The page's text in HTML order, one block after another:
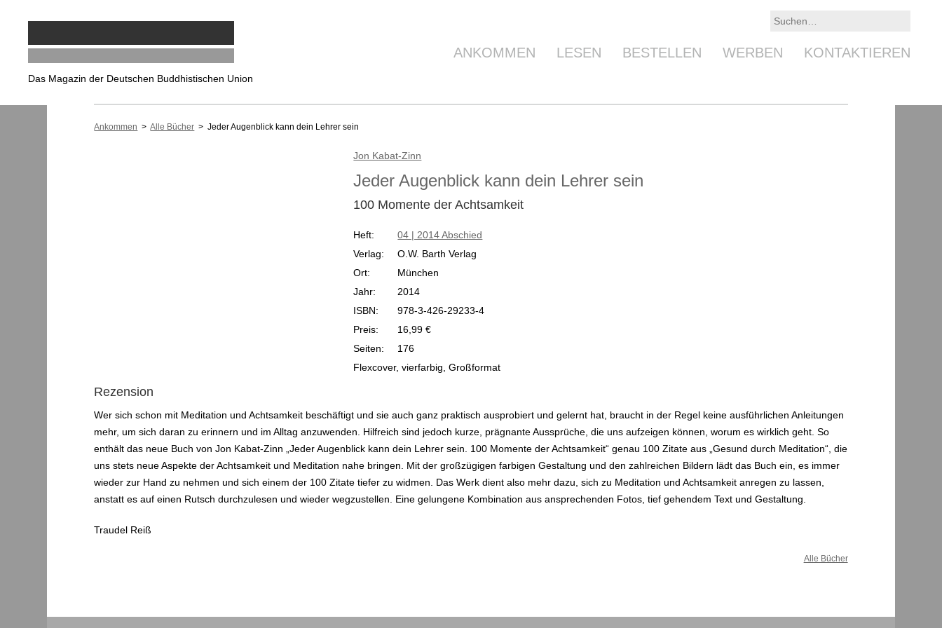
Das Magazin der Deutschen Buddhistischen Union
ANKOMMEN LESEN BESTELLEN WERBEN KONTAKTIEREN
Ankommen >Alle Bücher > Jeder Augenblick kann dein Lehrer sein
Jon Kabat-Zinn
Jeder Augenblick kann dein Lehrer sein
100 Momente der Achtsamkeit
Heft:
04 | 2014 Abschied
Verlag:
O.W. Barth Verlag
Ort:
München
Jahr:
2014
ISBN:
978-3-426-29233-4
Preis:
16,99 €
Seiten:
176
Flexcover, vierfarbig, Großformat
Rezension
Wer sich schon mit Meditation und Achtsamkeit beschäftigt und sie auch ganz praktisch ausprobiert und gelernt hat, braucht in der Regel keine ausführlichen Anleitungen
mehr, um sich daran zu erinnern und im Alltag anzuwenden. Hilfreich sind jedoch kurze, prägnante Aussprüche, die uns aufzeigen können, worum es wirklich geht. So
enthält das neue Buch von Jon Kabat-Zinn „Jeder Augenblick kann dein Lehrer sein. 100 Momente der Achtsamkeit“ genau 100 Zitate aus „Gesund durch Meditation“, die
uns stets neue Aspekte der Achtsamkeit und Meditation nahe bringen. Mit der großzügigen farbigen Gestaltung und den zahlreichen Bildern lädt das Buch ein, es immer
wieder zur Hand zu nehmen und sich einem der 100 Zitate tiefer zu widmen. Das Werk dient also mehr dazu, sich zu Meditation und Achtsamkeit anregen zu lassen,
anstatt es auf einen Rutsch durchzulesen und wieder wegzustellen. Eine gelungene Kombination aus ansprechenden Fotos, tief gehendem Text und Gestaltung.
Traudel Reiß
Alle Bücher